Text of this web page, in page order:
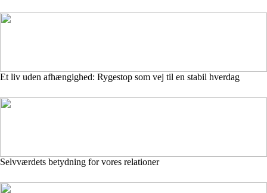
Et liv uden afhængighed: Rygestop som vej til en stabil hverdag
Selvværdets betydning for vores relationer